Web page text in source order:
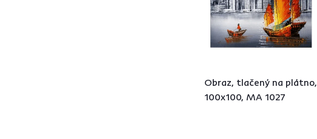
Obraz, tlačený na plátno,
100x100, MA 1027